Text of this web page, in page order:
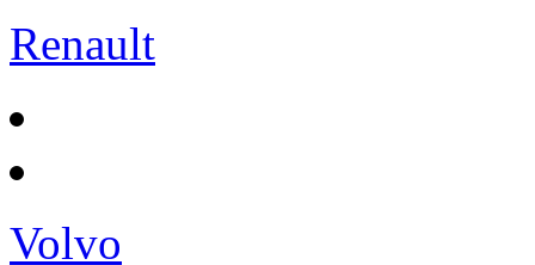
Renault
Volvo